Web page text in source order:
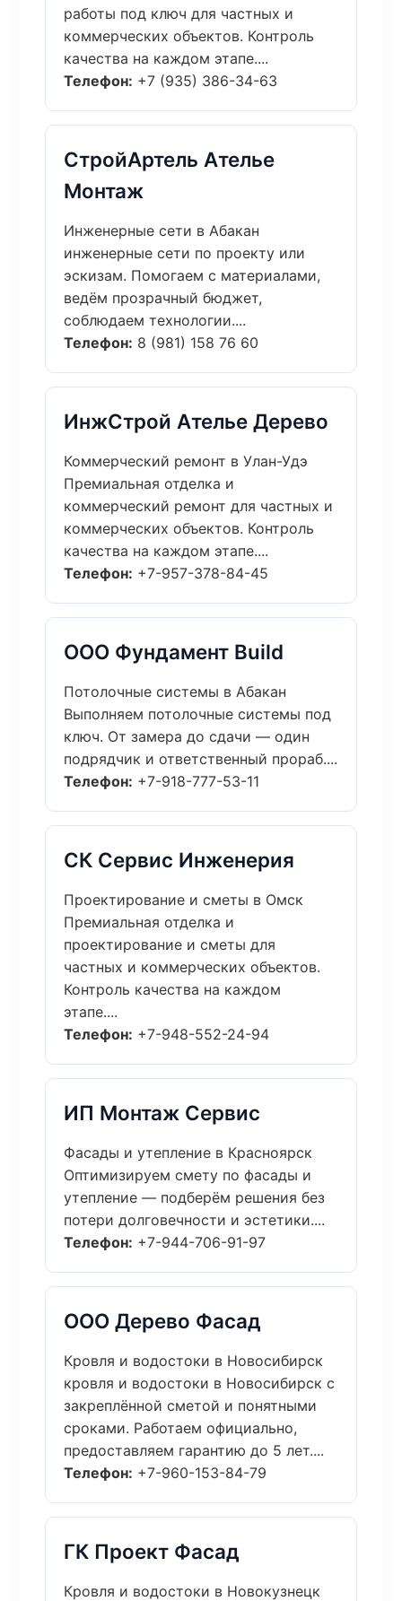
работы под ключ для частных и
коммерческих объектов. Контроль
качества на каждом этапе....
Телефон: +7 (935) 386-34-63
СтройАртель Ателье
Монтаж
Инженерные сети в Абакан
инженерные сети по проекту или
эскизам. Помогаем с материалами,
ведём прозрачный бюджет,
соблюдаем технологии....
Телефон: 8 (981) 158 76 60
ИнжСтрой Ателье Дерево
Коммерческий ремонт в Улан-Удэ
Премиальная отделка и
коммерческий ремонт для частных и
коммерческих объектов. Контроль
качества на каждом этапе....
Телефон: +7-957-378-84-45
ООО Фундамент Build
Потолочные системы в Абакан
Выполняем потолочные системы под
ключ. От замера до сдачи — один
подрядчик и ответственный прораб....
Телефон: +7-918-777-53-11
СК Сервис Инженерия
Проектирование и сметы в Омск
Премиальная отделка и
проектирование и сметы для
частных и коммерческих объектов.
Контроль качества на каждом
этапе....
Телефон: +7-948-552-24-94
ИП Монтаж Сервис
Фасады и утепление в Красноярск
Оптимизируем смету по фасады и
утепление — подберём решения без
потери долговечности и эстетики....
Телефон: +7-944-706-91-97
ООО Дерево Фасад
Кровля и водостоки в Новосибирск
кровля и водостоки в Новосибирск с
закреплённой сметой и понятными
сроками. Работаем официально,
предоставляем гарантию до 5 лет....
Телефон: +7-960-153-84-79
ГК Проект Фасад
Кровля и водостоки в Новокузнецк